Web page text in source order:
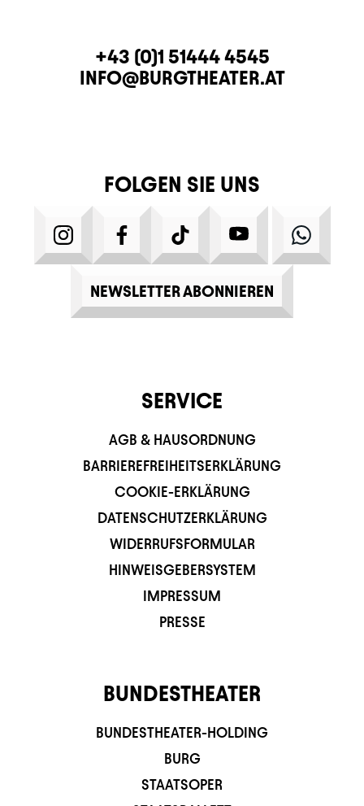
KONTAKTTELEFON
+43 (0)1 51444 4545
E-MAIL
INFO@BURGTHEATER.AT
FOLGEN SIE UNS
INSTAGRAMFACEBOOKTIKTOK YOUTUBE
NEWSLETTER ABONNIEREN
SERVICE
AGB & HAUSORDNUNG
BARRIEREFREIHEITSERKLÄRUNG
COOKIE-ERKLÄRUNG
DATENSCHUTZERKLÄRUNG
WIDERRUFSFORMULAR
HINWEISGEBERSYSTEM
IMPRESSUM
PRESSE
BUNDESTHEATER
BUNDESTHEATER-HOLDING
BURG
STAATSOPER